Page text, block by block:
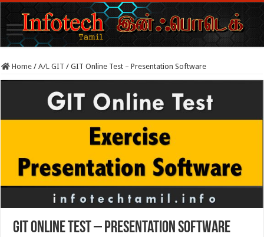
Home / A/L GIT / GIT Online Test – Presentation Software
GIT Online Test – Presentation Software